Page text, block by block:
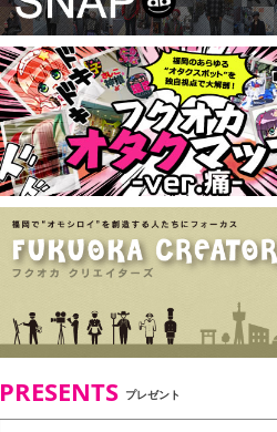
PRESENTS プレゼント